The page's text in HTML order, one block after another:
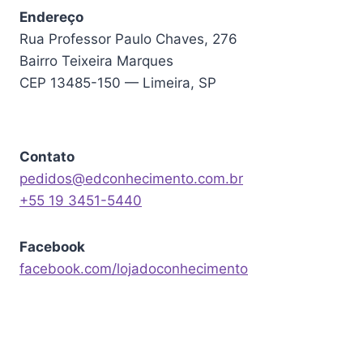
Endereço
Rua Professor Paulo Chaves, 276
Bairro Teixeira Marques
CEP 13485-150 — Limeira, SP
Contato
pedidos@edconhecimento.com.br
+55 19 3451-5440
Facebook
facebook.com/lojadoconhecimento